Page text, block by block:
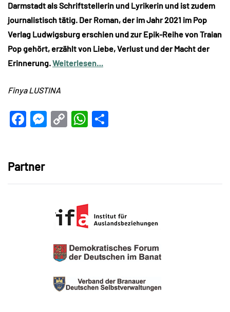
Darmstadt als Schriftstellerin und Lyrikerin und ist zudem
journalistisch tätig. Der Roman, der im Jahr 2021 im Pop
Verlag Ludwigsburg erschien und zur Epik-Reihe von Traian
Pop gehört, erzählt von Liebe, Verlust und der Macht der
Erinnerung.Weiterlesen…
Finya LUSTINA
Facebook
Messenger
CopyWhatsApp
Partner